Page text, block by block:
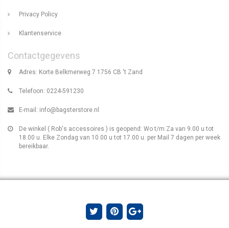
Privacy Policy
Klantenservice
Contactgegevens
Adres: Korte Belkmerweg 7 1756 CB 't Zand
Telefoon: 0224-591230
E-mail: info@bagsterstore.nl
De winkel ( Rob's accessoires ) is geopend: Wo t/m Za van 9.00 u tot
18.00 u. Elke Zondag van 10.00 u tot 17.00 u. per Mail 7 dagen per week
bereikbaar.